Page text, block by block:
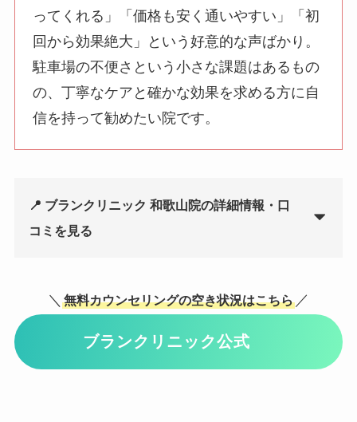
ってくれる」「価格も安く通いやすい」「初
回から効果絶大」という好意的な声ばかり。
駐車場の不便さという小さな課題はあるもの
の、丁寧なケアと確かな効果を求める方に自
信を持って勧めたい院です。
📍 ブランクリニック 和歌山院の詳細情報・口
コミを見る
＼ 無料カウンセリングの空き状況はこちら ／
ブランクリニック公式